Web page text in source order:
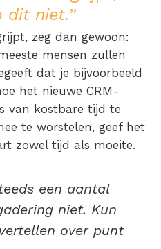
dit niet.”
zeg dan gewoon:
mensen zullen
dat je bijvoorbeeld
het nieuwe CRM-
van kostbare tijd te
te worstelen, geef het
zowel tijd als moeite.
een aantal
niet. Kun
over punt